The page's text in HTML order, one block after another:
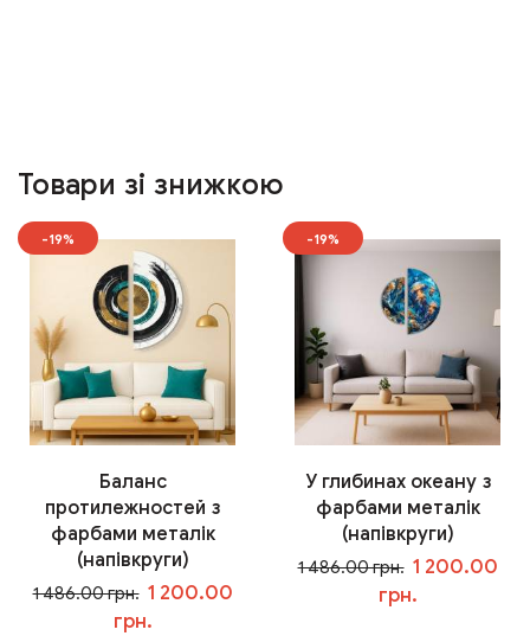
Товари зі знижкою
-19%
Баланс
протилежностей з
фарбами металік
(напівкруги)
1 486.00 грн. 1 200.00
грн.
-19%
У глибинах океану з
фарбами металік
(напівкруги)
1 486.00 грн. 1 200.00
грн.